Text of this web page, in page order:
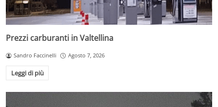
Prezzi carburanti in Valtellina
Sandro Faccinelli Agosto 7, 2026
Leggi di più